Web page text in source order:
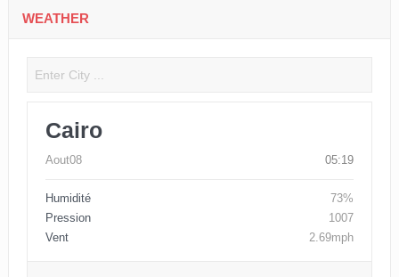
WEATHER
Cairo
Aout08 05:19
Humidité
73%
Pression
1007
Vent
2.69mph